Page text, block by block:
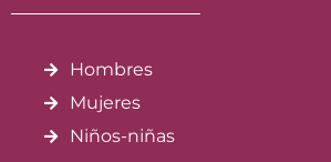
Hombres
Mujeres
Niños-niñas